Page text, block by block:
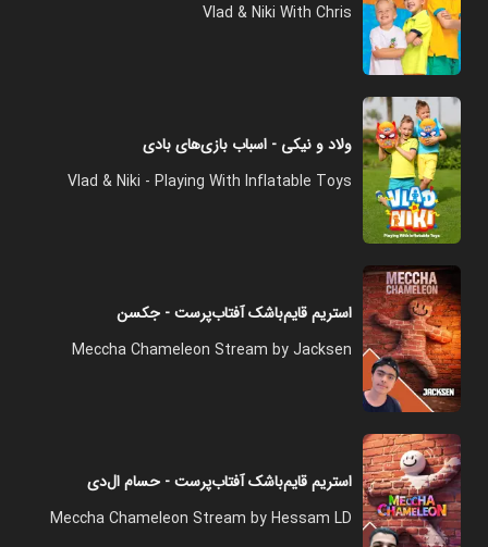
Vlad & Niki With Chris
ولاد و نیکی - اسباب بازی‌های بادی
Vlad & Niki - Playing With Inflatable Toys
استریم قایم‌باشک آفتاب‌پرست - جکسن
Meccha Chameleon Stream by Jacksen
استریم قایم‌باشک آفتاب‌پرست - حسام ال‌دی
Meccha Chameleon Stream by Hessam LD